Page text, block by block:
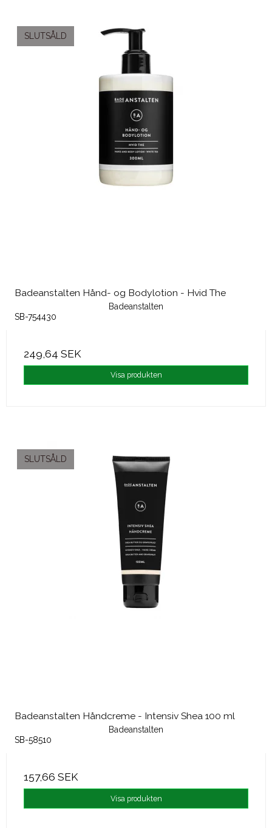
SLUTSÅLD
Badeanstalten Hånd- og Bodylotion - Hvid The
Badeanstalten
SB-754430
249,64 SEK
Visa produkten
SLUTSÅLD
Badeanstalten Håndcreme - Intensiv Shea 100 ml
Badeanstalten
SB-58510
157,66 SEK
Visa produkten